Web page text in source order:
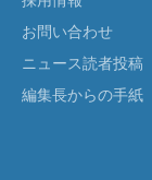
お問い合わせ
ニュース読者投稿
編集長からの手紙